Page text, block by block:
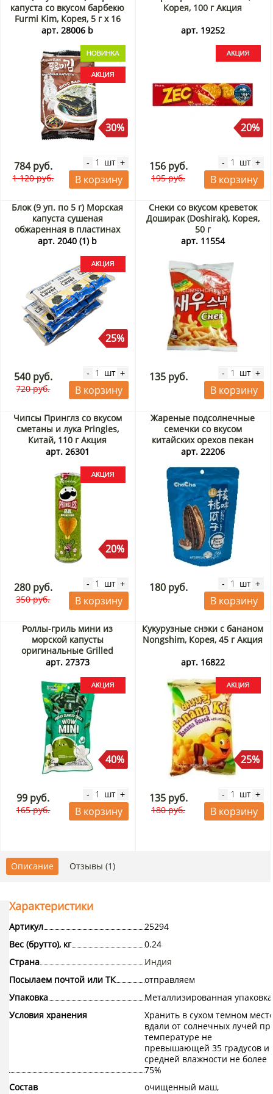
капуста со вкусом барбекю
Furmi Kim, Корея, 5 г х 16
шт. Акция
арт. 28006 b
30%
784 руб.
1 120 руб.
- шт +
В корзину
Корея, 100 г Акция
арт. 19252
20%
156 руб.
195 руб.
- шт +
В корзину
Блок (9 уп. по 5 г) Морская
капуста сушеная
обжаренная в пластинах
"Морской друг"
5 г*9шт Акция
арт. 2040 (1) b
25%
540 руб.
720 руб.
- шт +
В корзину
Снеки со вкусом креветок
Доширак (Doshirak), Корея,
50 г
арт. 11554
135 руб. - шт +
В корзину
Чипсы Принглз со вкусом
сметаны и лука Pringles,
Китай, 110 г Акция
арт. 26301
20%
280 руб.
350 руб.
- шт +
В корзину
Жареные подсолнечные
семечки со вкусом
китайских орехов пекан
ChaCha, Китай, 108 г
арт. 22206
180 руб. - шт +
В корзину
Роллы-гриль мини из
морской капусты
оригинальные Grilled
Seaweed Snack Wow Mini
Таиланд, 10 г Акция
арт. 27373
40%
99 руб.
165 руб.
- шт +
В корзину
Кукурузные снэки с бананом
Nongshim, Корея, 45 г Акция
арт. 16822
25%
135 руб.
180 руб.
- шт +
В корзину
Описание Отзывы (1)
Характеристики
Артикул
25294
Вес (брутто), кг
0.24
Страна
Индия
Посылаем почтой или ТК
отправляем
Упаковка
Металлизированная упаковка
Условия хранения
Хранить в сухом темном
вдали от солнечных лучей
температуре не
превышающей 35 градусов и
средней влажности не более
75%
Состав
очищенный маш,